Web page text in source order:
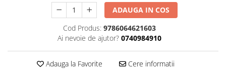
Sociologie si filozofie
ADAUGA IN COS
Cod Produs: 9786064621603
Ai nevoie de ajutor? 0740984910
Adauga la Favorite Cere informatii